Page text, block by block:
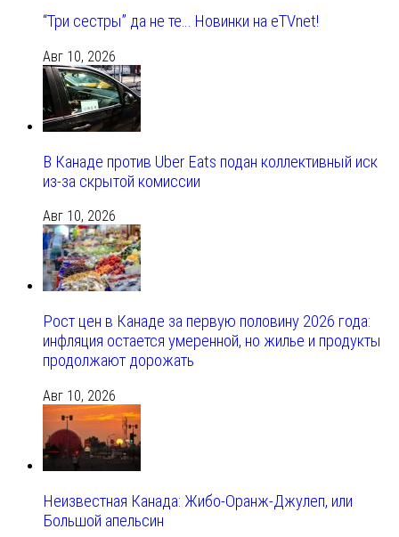
“Три сестры” да не те… Новинки на eTVnet!
Авг 10, 2026
В Канаде против Uber Eats подан коллективный иск
из-за скрытой комиссии
Авг 10, 2026
Рост цен в Канаде за первую половину 2026 года:
инфляция остается умеренной, но жилье и продукты
продолжают дорожать
Авг 10, 2026
Неизвестная Канада: Жибо-Оранж-Джулеп, или
Большой апельсин